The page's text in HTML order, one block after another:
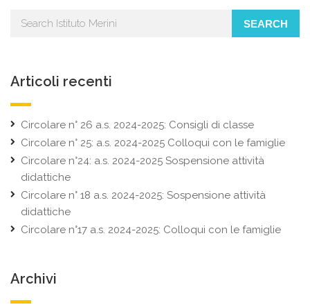
SEARCH
Articoli recenti
Circolare n° 26 a.s. 2024-2025: Consigli di classe
Circolare n° 25: a.s. 2024-2025 Colloqui con le famiglie
Circolare n°24: a.s. 2024-2025 Sospensione attività
didattiche
Circolare n° 18 a.s. 2024-2025: Sospensione attività
didattiche
Circolare n°17 a.s. 2024-2025: Colloqui con le famiglie
Archivi